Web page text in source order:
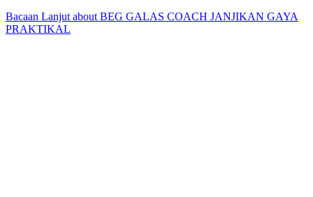
Bacaan Lanjut about BEG GALAS COACH JANJIKAN GAYA
PRAKTIKAL